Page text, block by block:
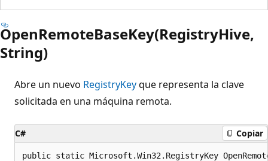
OpenRemoteBaseKey(RegistryHive,
String)
Abre un nuevo RegistryKeyque representa la clave
solicitada en una máquina remota.
C# Copiar
public static Microsoft.Win32.RegistryKey